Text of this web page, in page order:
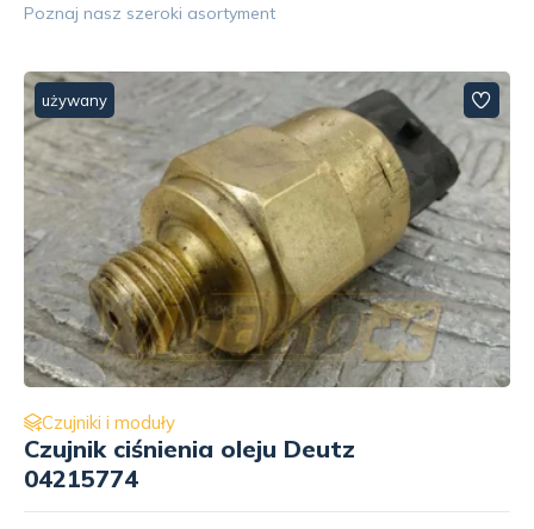
Poznaj nasz szeroki asortyment
używany
Czujniki i moduły
Czujnik ciśnienia Caterpillar 276-
6793